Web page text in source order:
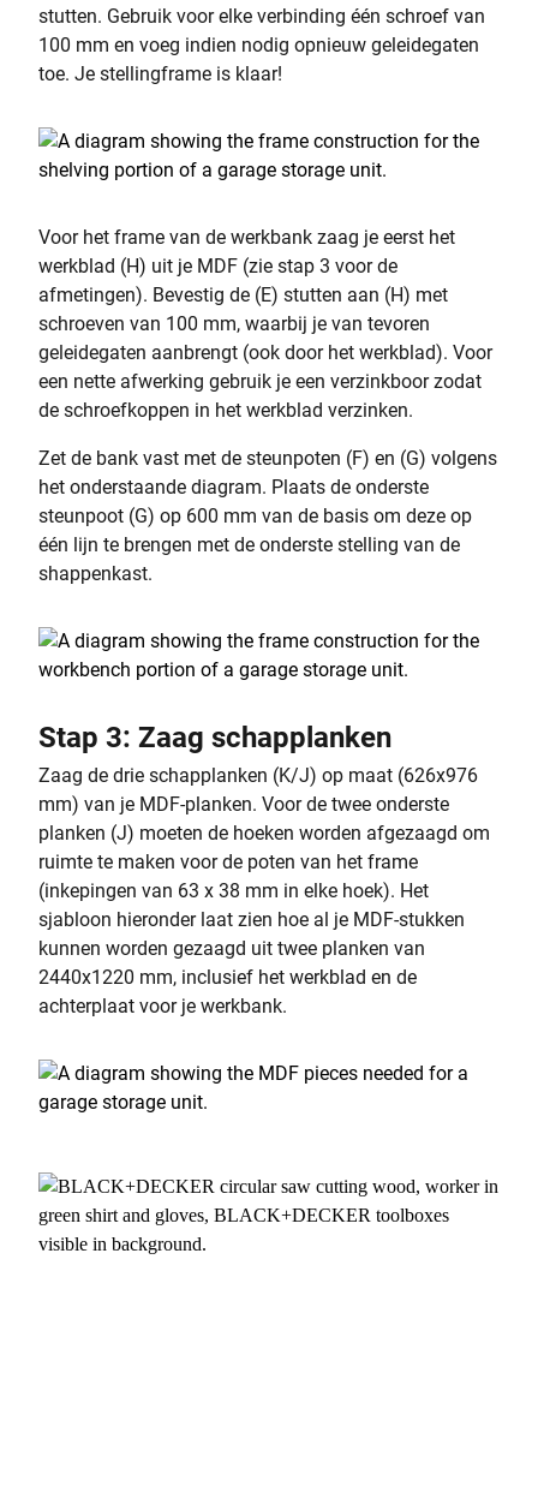
stutten. Gebruik voor elke verbinding één schroef van
100 mm en voeg indien nodig opnieuw geleidegaten
toe. Je stellingframe is klaar!
Voor het frame van de werkbank zaag je eerst het
werkblad (H) uit je MDF (zie stap 3 voor de
afmetingen). Bevestig de (E) stutten aan (H) met
schroeven van 100 mm, waarbij je van tevoren
geleidegaten aanbrengt (ook door het werkblad). Voor
een nette afwerking gebruik je een verzinkboor zodat
de schroefkoppen in het werkblad verzinken.
Zet de bank vast met de steunpoten (F) en (G) volgens
het onderstaande diagram. Plaats de onderste
steunpoot (G) op 600 mm van de basis om deze op
één lijn te brengen met de onderste stelling van de
shappenkast.
Stap 3: Zaag schapplanken
Zaag de drie schapplanken (K/J) op maat (626x976
mm) van je MDF-planken. Voor de twee onderste
planken (J) moeten de hoeken worden afgezaagd om
ruimte te maken voor de poten van het frame
(inkepingen van 63 x 38 mm in elke hoek). Het
sjabloon hieronder laat zien hoe al je MDF-stukken
kunnen worden gezaagd uit twee planken van
2440x1220 mm, inclusief het werkblad en de
achterplaat voor je werkbank.